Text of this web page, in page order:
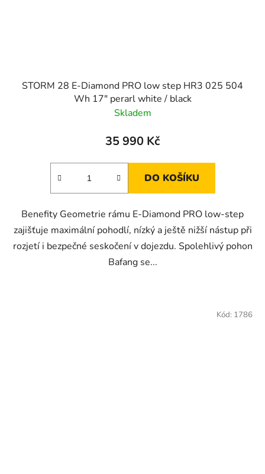
STORM 28 E-Diamond PRO low step HR3 025 504
Wh 17" perarl white / black
Skladem
35 990 Kč
DO KOŠÍKU
Benefity Geometrie rámu E-Diamond PRO low-step
zajišťuje maximální pohodlí, nízký a ještě nižší nástup při
rozjetí i bezpečné seskočení v dojezdu. Spolehlivý pohon
Bafang se...
Kód: 1786